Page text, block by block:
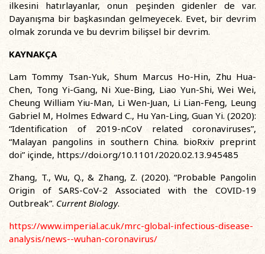
ilkesini hatırlayanlar, onun peşinden gidenler de var.
Dayanışma bir başkasından gelmeyecek. Evet, bir devrim
olmak zorunda ve bu devrim bilişsel bir devrim.
KAYNAKÇA
Lam Tommy Tsan-Yuk, Shum Marcus Ho-Hin, Zhu Hua-
Chen, Tong Yi-Gang, Ni Xue-Bing, Liao Yun-Shi, Wei Wei,
Cheung William Yiu-Man, Li Wen-Juan, Li Lian-Feng, Leung
Gabriel M, Holmes Edward C., Hu Yan-Ling, Guan Yi. (2020):
“Identification of 2019-nCoV related coronaviruses”,
“Malayan pangolins in southern China. bioRxiv preprint
doi” içinde, https://doi.org/10.1101/2020.02.13.945485
Zhang, T., Wu, Q., & Zhang, Z. (2020). “Probable Pangolin
Origin of SARS-CoV-2 Associated with the COVID-19
Outbreak”. Current Biology.
https://www.imperial.ac.uk/mrc-global-infectious-disease-
analysis/news--wuhan-coronavirus/